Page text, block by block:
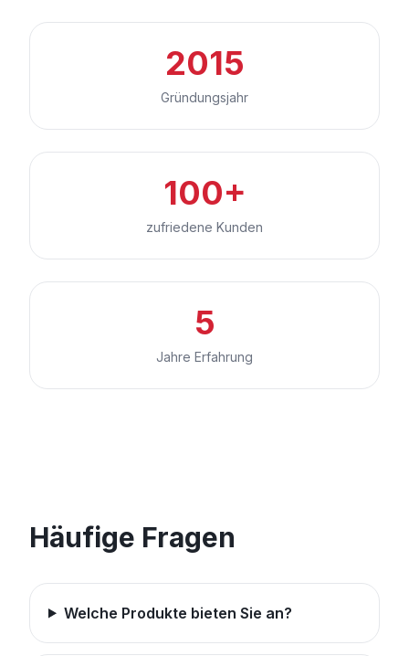
2015
Gründungsjahr
100+
zufriedene Kunden
5
Jahre Erfahrung
Häufige Fragen
Welche Produkte bieten Sie an?